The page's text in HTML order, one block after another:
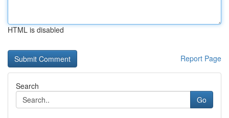
HTML is disabled
Report Page
Search
Go